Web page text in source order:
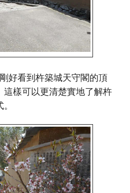
好看到杵築城天守閣的頂
這樣可以更清楚實地了解杵